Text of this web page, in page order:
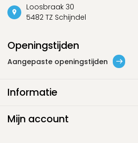
Loosbraak 30
5482 TZ Schijndel
Openingstijden
Aangepaste openingstijden
Informatie
Mijn account